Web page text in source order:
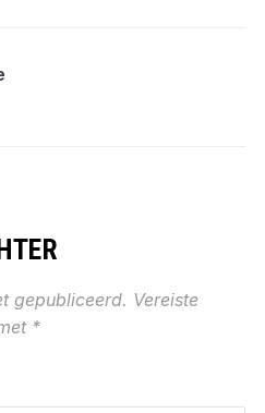
gepubliceerd. Vereiste
*